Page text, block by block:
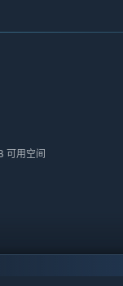
可用空间